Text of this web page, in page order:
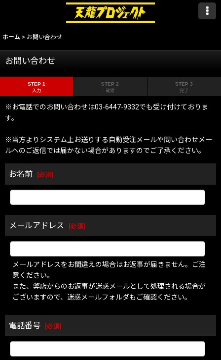
ホーム > お問い合わせ
お問い合わせ
STEP 1
入力
STEP 2
確認
STEP 3
完了
※お電話でのお問い合わせは03-6447-9332でも受け付けておりま
す。
※当方よりシステム上お送りする自動受注メールや問い合わせメー
ルへのご返信では届かない場合がありますのでご了承ください。
お名前 [必須]
メールアドレス [必須]
メールアドレスをお間違えの場合はお返事が届きません。ご注
意ください。
また、弊店からのお返事が迷惑メールとして処理される場合が
ございますので、迷惑メールフォルダもご確認ください。
電話番号 [必須]